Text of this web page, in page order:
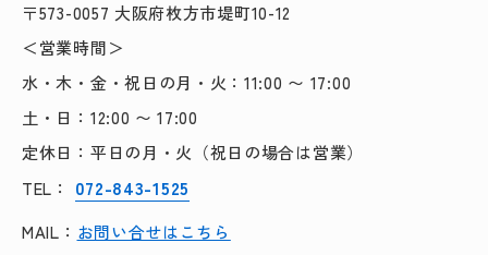
〒573-0057 大阪府枚方市堤町10-12
＜営業時間＞
水・木・金・祝日の月・火：11:00 〜 17:00
土・日：12:00 〜 17:00
定休日：平日の月・火（祝日の場合は営業）
TEL：
072-843-1525
MAIL： お問い合せはこちら